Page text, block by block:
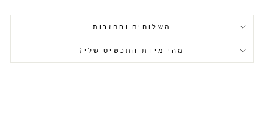
משלוחים והחזרות
מהי מידת התכשיט שלי?